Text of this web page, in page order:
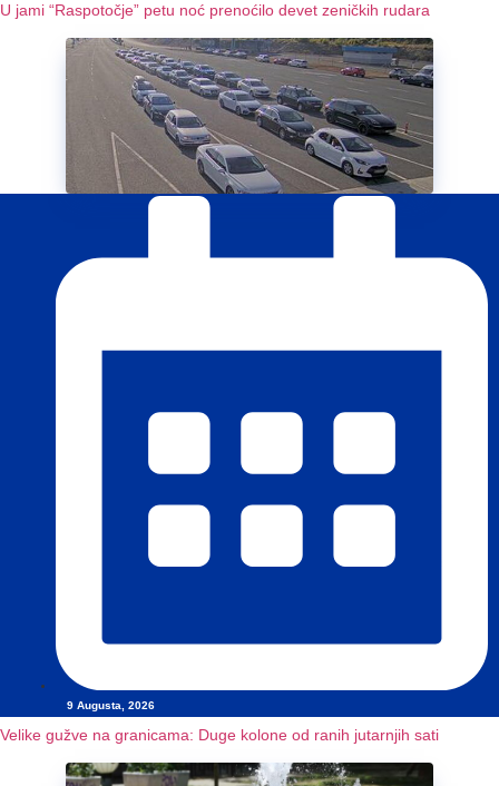
U jami “Raspotočje” petu noć prenoćilo devet zeničkih rudara
9 Augusta, 2026
Velike gužve na granicama: Duge kolone od ranih jutarnjih sati